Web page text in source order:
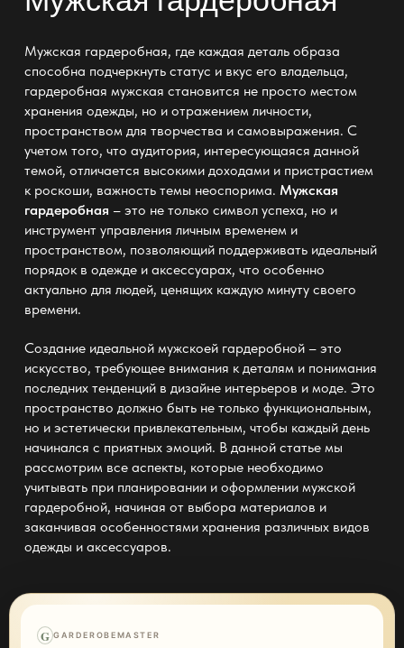
Мужская гардеробная, где каждая деталь образа
способна подчеркнуть статус и вкус его владельца,
гардеробная мужская становится не просто местом
хранения одежды, но и отражением личности,
пространством для творчества и самовыражения. С
учетом того, что аудитория, интересующаяся данной
темой, отличается высокими доходами и пристрастием
к роскоши, важность темы неоспорима. Мужская
гардеробная – это не только символ успеха, но и
инструмент управления личным временем и
пространством, позволяющий поддерживать идеальный
порядок в одежде и аксессуарах, что особенно
актуально для людей, ценящих каждую минуту своего
времени.
Создание идеальной мужскоей гардеробной– это
искусство, требующее внимания к деталям и понимания
последних тенденций в дизайне интерьеров и моде. Это
пространство должно быть не только функциональным,
но и эстетически привлекательным, чтобы каждый день
начинался с приятных эмоций. В данной статье мы
рассмотрим все аспекты, которые необходимо
учитывать при планировании и оформлении мужской
гардеробной, начиная от выбора материалов и
заканчивая особенностями хранения различных видов
одежды и аксессуаров.
G GARDEROBEMASTER